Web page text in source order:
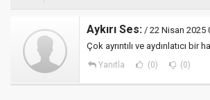
Aykırı Ses: / 22 Nisan 2025
Çok ayrıntılı ve aydınlatıcı bir
Yanıtla (0) (0)